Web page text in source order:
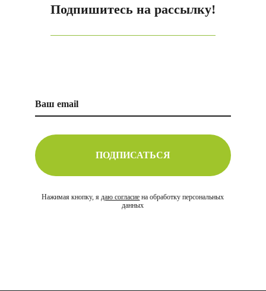
Подпишитесь на рассылку!
ПОДПИСАТЬСЯ
Нажимая кнопку, ядаю согласие на обработку персональных
данных